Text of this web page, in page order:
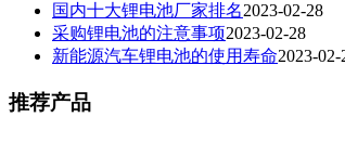
国内十大锂电池厂家排名2023-02-28
采购锂电池的注意事项2023-02-28
新能源汽车锂电池的使用寿命2023-02-
推荐产品